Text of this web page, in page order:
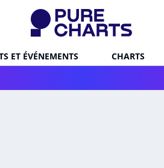
ET ÉVÉNEMENTS CHARTS